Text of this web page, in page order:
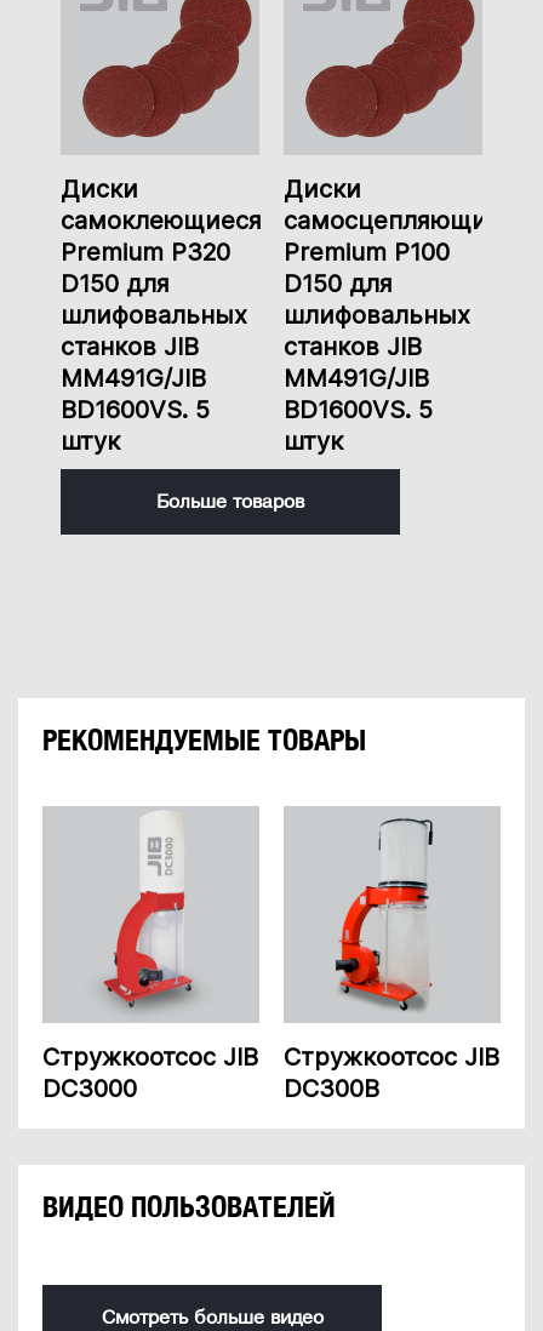
Диски
самоклеющиеся
Premium P320
D150 для
шлифовальных
станков JIB
MM491G/JIB
BD1600VS. 5
штук
Диски
самосцепляющиеся
Premium P100
D150 для
шлифовальных
станков JIB
MM491G/JIB
BD1600VS. 5
штук
Больше товаров
РЕКОМЕНДУЕМЫЕ ТОВАРЫ
Стружкоотсос JIB
DC3000
Стружкоотсос JIB
DC300B
ВИДЕО ПОЛЬЗОВАТЕЛЕЙ
Смотреть больше видео